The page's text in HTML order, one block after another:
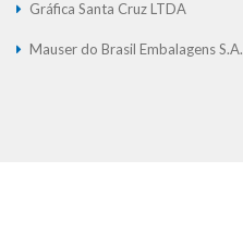
Gráfica Santa Cruz LTDA
Mauser do Brasil Embalagens S.A.